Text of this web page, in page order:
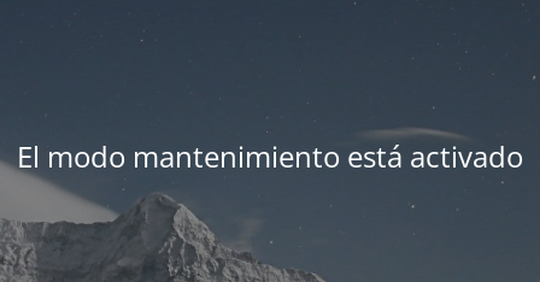
El modo mantenimiento está activado